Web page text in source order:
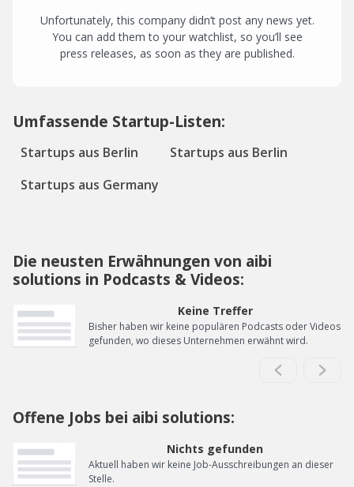
Unfortunately, this company didn’t post any news yet.
You can add them to your watchlist, so you’ll see
press releases, as soon as they are published.
Umfassende Startup-Listen:
Startups aus Berlin
Startups aus Berlin
Startups aus Germany
Die neusten Erwähnungen von aibi
solutions in Podcasts & Videos:
Keine Treffer
Bisher haben wir keine populären Podcasts oder Videos
gefunden, wo dieses Unternehmen erwähnt wird.
Offene Jobs bei aibi solutions:
Nichts gefunden
Aktuell haben wir keine Job-Ausschreibungen an dieser
Stelle.